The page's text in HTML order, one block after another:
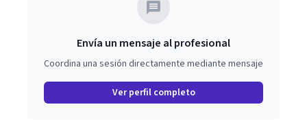
Envía un mensaje al profesional
Coordina una sesión directamente mediante mensaje
Ver perfil completo